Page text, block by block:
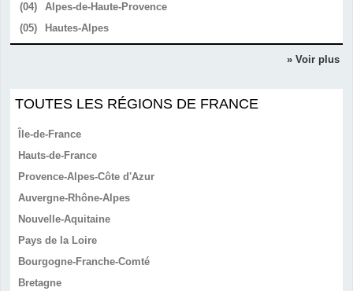
(04)
Alpes-de-Haute-Provence
(05)
Hautes-Alpes
» Voir plus
TOUTES LES RÉGIONS DE FRANCE
Île-de-France
Hauts-de-France
Provence-Alpes-Côte d'Azur
Auvergne-Rhône-Alpes
Nouvelle-Aquitaine
Pays de la Loire
Bourgogne-Franche-Comté
Bretagne